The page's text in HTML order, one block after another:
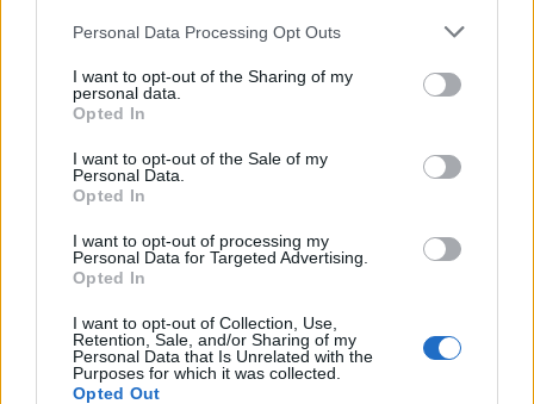
Personal Data Processing Opt Outs
I want to opt-out of the Sharing of my
personal data.
Opted In
I want to opt-out of the Sale of my
Personal Data.
Opted In
I want to opt-out of processing my
Personal Data for Targeted Advertising.
Opted In
I want to opt-out of Collection, Use,
Retention, Sale, and/or Sharing of my
Personal Data that Is Unrelated with the
Purposes for which it was collected.
Opted Out
Kriminalai
Nelaukti svečiai išėjo ne
tik su „lauktuvėmis“: į
nakties tamsą išsivedė ir
merginą (1)
Kriminalai
artimieji laukė dvi
savaites